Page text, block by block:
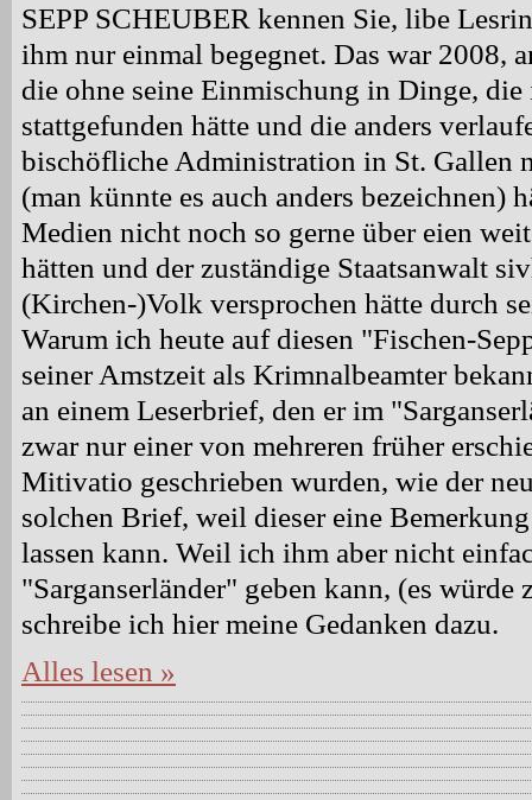
SEPP SCHEUBER kennen Sie, libe
ihm nur einmal begegnet. Das war 2008,
die ohne seine Einmischung in Dinge,
stattgefunden hätte und die anders
bischöfliche Administration in St. Gallen
(man künnte es auch anders bezeichnen)
Medien nicht noch so gerne über eien
hätten und der zuständige Staatsanwalt
(Kirchen-)Volk versprochen hätte durch
Warum ich heute auf diesen "Fischen-
seiner Amstzeit als Krimnalbeamter
an einem Leserbrief, den er im
zwar nur einer von mehreren früher
Mitivatio geschrieben wurden, wie der
solchen Brief, weil dieser eine
lassen kann. Weil ich ihm aber nicht
"Sarganserländer" geben kann, (es
schreibe ich hier meine Gedanken dazu.
Alles lesen »